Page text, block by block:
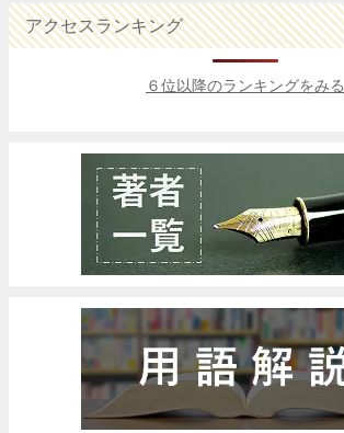
アクセスランキング
６位以降のランキングをみる